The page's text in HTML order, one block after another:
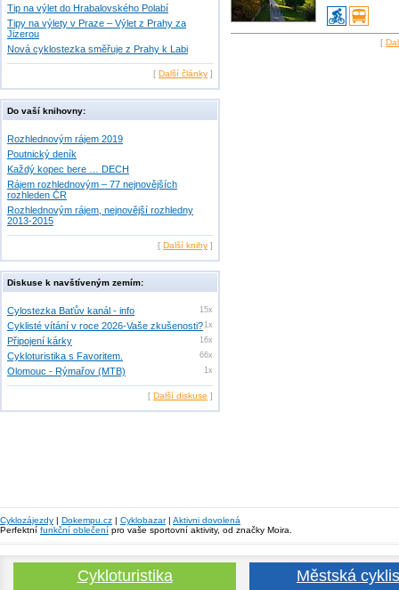
Tip na výlet do Hrabalovského Polabí
Tipy na výlety v Praze – Výlet z Prahy za
Jizerou
Nová cyklostezka směřuje z Prahy k Labi
[ Další články ]
Do vaší knihovny:
Rozhlednovým rájem 2019
Poutnický deník
Každý kopec bere … DECH
Rájem rozhlednovým – 77 nejnovějších
rozhleden ČR
Rozhlednovým rájem, nejnovější rozhledny
2013-2015
[ Další knihy ]
Diskuse k navštíveným zemím:
Cylostezka Baťův kanál - info 15x
Cyklisté vítání v roce 2026-Vaše zkušenosti? 1x
Připojení kárky 16x
Cykloturistika s Favoritem. 66x
Olomouc - Rýmařov (MTB) 1x
[ Další diskuse ]
[
Cyklozájezdy | Dokempu.cz | Cyklobazar| Aktivni dovolená
Perfektní funkční oblečení pro vaše sportovní aktivity, od značky Moira.
Cykloturistika Městská